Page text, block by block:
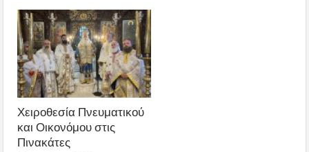
Χειροθεσία Πνευματικού
και Οικονόμου στις
Πινακάτες